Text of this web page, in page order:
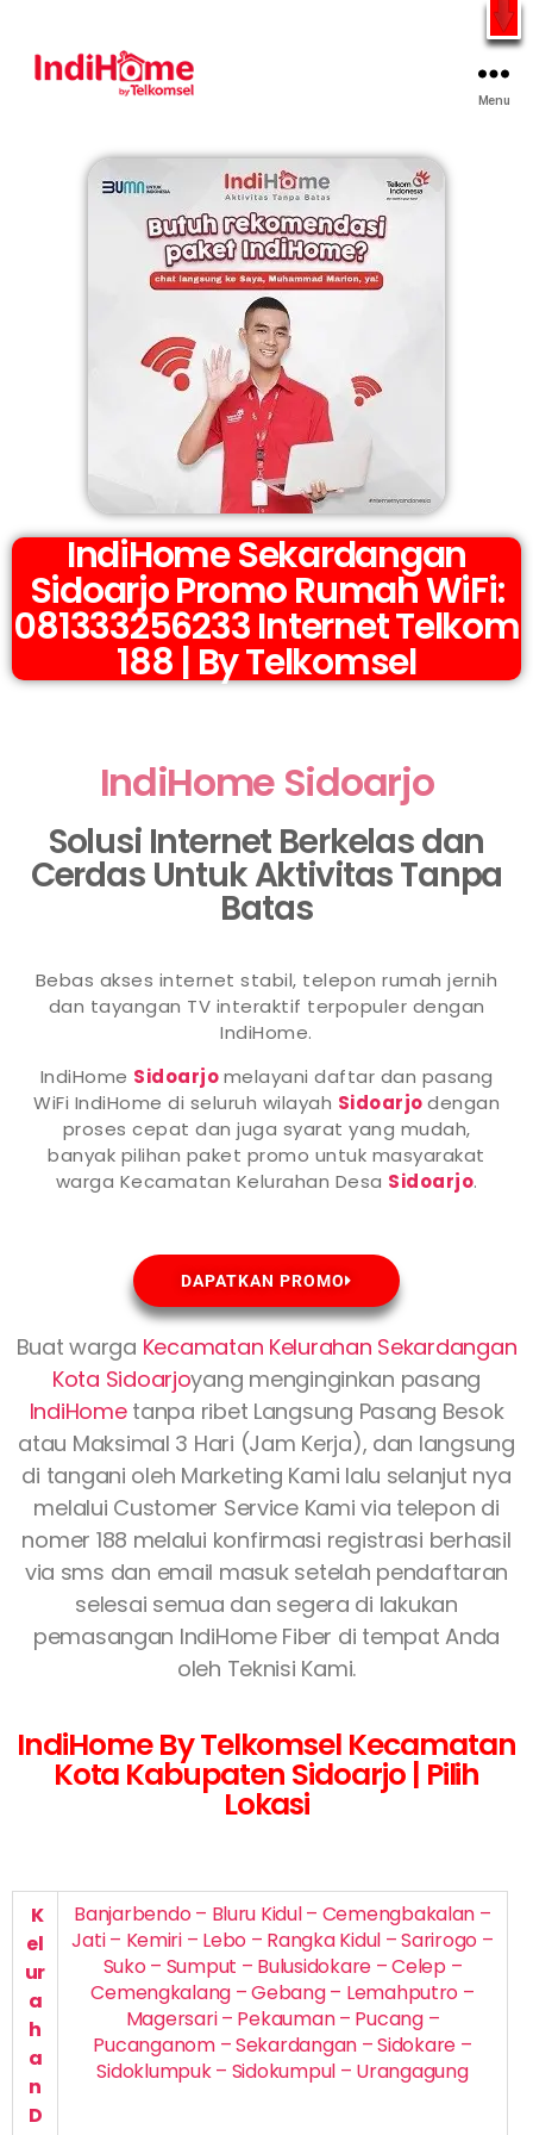
Gratis Pasang Dengan Bayar PDD2 | WiFi 200Rb an By
Menu
IndiHome Sekardangan
Sidoarjo Promo Rumah WiFi:
081333256233 Internet Telkom
188 | By Telkomsel
IndiHome Sidoarjo
Solusi Internet Berkelas dan
Cerdas Untuk Aktivitas Tanpa
Batas
Bebas akses internet stabil, telepon rumah jernih
dan tayangan TV interaktif terpopuler dengan
IndiHome.
IndiHome Sidoarjomelayani daftar dan pasang
WiFi IndiHome di seluruh wilayah Sidoarjodengan
proses cepat dan juga syarat yang mudah,
banyak pilihan paket promo untuk masyarakat
warga Kecamatan Kelurahan Desa Sidoarjo.
DAPATKAN PROMO
Buat warga Kecamatan Kelurahan Sekardangan
Kota Sidoarjoyang menginginkan pasang
IndiHometanpa ribet Langsung Pasang Besok
atau Maksimal 3 Hari (Jam Kerja), dan langsung
di tangani oleh Marketing Kami lalu selanjut nya
melalui Customer Service Kami via telepon di
nomer 188 melalui konfirmasi registrasi berhasil
via sms dan email masuk setelah pendaftaran
selesai semua dan segera di lakukan
pemasangan IndiHome Fiber di tempat Anda
oleh Teknisi Kami.
IndiHome By Telkomsel Kecamatan
Kota Kabupaten Sidoarjo | Pilih
Lokasi
K
el
ur
a
h
a
n
D
Banjarbendo – Bluru Kidul – Cemengbakalan –
Jati – Kemiri – Lebo – Rangka Kidul – Sarirogo –
Suko – Sumput – Bulusidokare – Celep –
Cemengkalang – Gebang – Lemahputro –
Magersari – Pekauman – Pucang –
Pucanganom – Sekardangan – Sidokare –
Sidoklumpuk – Sidokumpul – Urangagung